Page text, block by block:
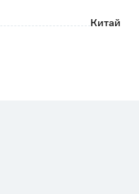
Китай